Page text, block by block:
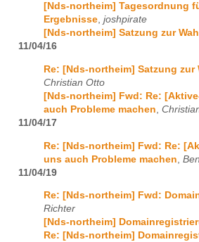
[Nds-northeim] Tagesordnung
Ergebnisse, joshpirate
[Nds-northeim] Satzung zur
11/04/16
Re: [Nds-northeim] Satzung zur
Christian Otto
[Nds-northeim] Fwd: Re:
auch Probleme machen
11/04/17
Re: [Nds-northeim] Fwd: Re:
uns auch Probleme machen
11/04/19
Re: [Nds-northeim] Fwd:
Richter
[Nds-northeim]
Re: [Nds-northeim]